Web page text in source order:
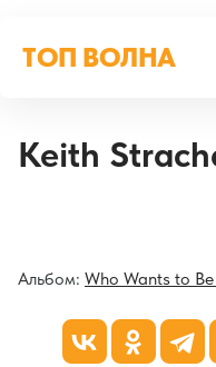
ТОП ВОЛНА
Keith
Альбом: Who Wants to